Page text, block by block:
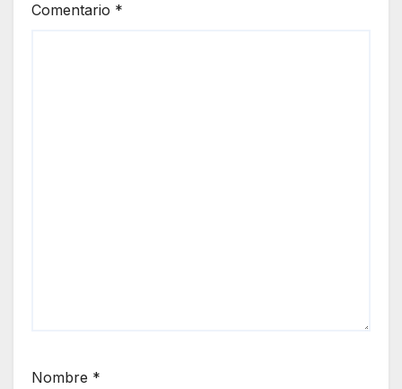
Comentario *
Nombre *